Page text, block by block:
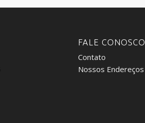
FALE CONOSCO
Contato
Nossos Endereços